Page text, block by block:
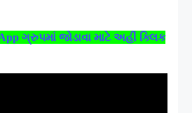
ગ્રુપમાં જોડાવા માટે અહીં ક્લિક